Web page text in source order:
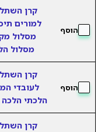
הוסף
קרן
למורים
מסלול
מסלול
הוסף
קרן
לעובדי
הלכתי הלכה
קרן